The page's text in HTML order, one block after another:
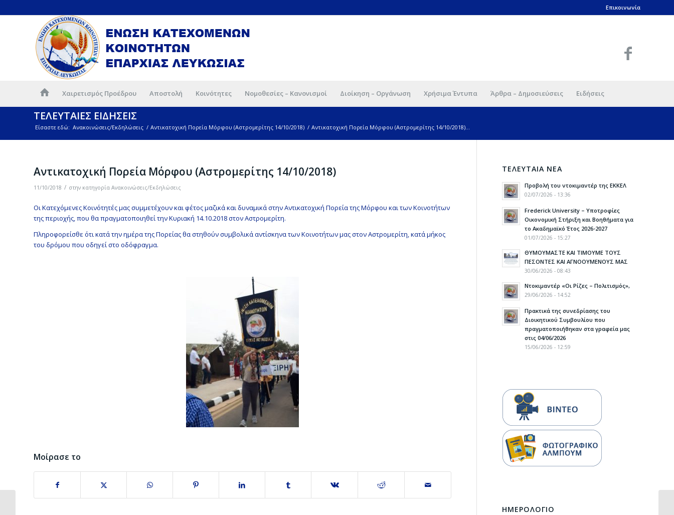
Επικοινωνία
Χαιρετισμός Προέδρου Αποστολή Κοινότητες Νομοθεσίες – Κανονισμοί Διοίκηση – Οργάνωση Χρήσιμα Έντυπα Άρθρα – Δημοσιεύσεις Ειδήσεις
ΤΕΛΕΥΤΑΙΕΣ ΕΙΔΗΣΕΙΣ
Είσαστε εδώ: Ανακοινώσεις/Εκδηλώσεις / Αντικατοχική Πορεία Μόρφου (Αστρομερίτης 14/10/2018) / Αντικατοχική Πορεία Μόρφου (Αστρομερίτης 14/10/2018)...
Αντικατοχική Πορεία Μόρφου (Αστρομερίτης 14/10/2018)
11/10/2018 / στην κατηγορία Ανακοινώσεις/Εκδηλώσεις
Oι Κατεχόμενες Κοινότητές μας συμμετέχουν και φέτος μαζικά και δυναμικά στην Αντικατοχική Πορεία της Μόρφου και των Kοινοτήτων
της περιοχής, που θα πραγματοποιηθεί την Κυριακή 14.10.2018 στον Αστρομερίτη.
Πληροφορείσθε ότι κατά την ημέρα της Πορείας θα στηθούν συμβολικά αντίσκηνα των Κοινοτήτων μας στον Αστρομερίτη, κατά μήκος
του δρόμου που οδηγεί στο οδόφραγμα.
Μοίρασε το
ΤΕΛΕΥΤΑΙΑ ΝΕΑ
Προβολή του ντοκιμαντέρ της ΕΚΚΕΛ
02/07/2026 - 13:36
Frederick University – Υποτροφίες
Οικονομική Στήριξη και Βοηθήματα για
το Ακαδημαϊκό Έτος 2026-2027
01/07/2026 - 15:27
ΘΥΜΟΥΜΑΣΤΕ ΚΑΙ ΤΙΜΟΥΜΕ ΤΟΥΣ
ΠΕΣΟΝΤΕΣ ΚΑΙ ΑΓΝΟΟΥΜΕΝΟΥΣ ΜΑΣ
30/06/2026 - 08:43
Ντοκιμαντέρ «Οι Ρίζες – Πολιτισμός»,
29/06/2026 - 14:52
Πρακτικά της συνεδρίασης του
Διοικητικού Συμβουλίου που
πραγματοποιήθηκαν στα γραφεία μας
στις 04/06/2026
15/06/2026 - 12:59
ΗΜΕΡΟΛΟΓΙΟ